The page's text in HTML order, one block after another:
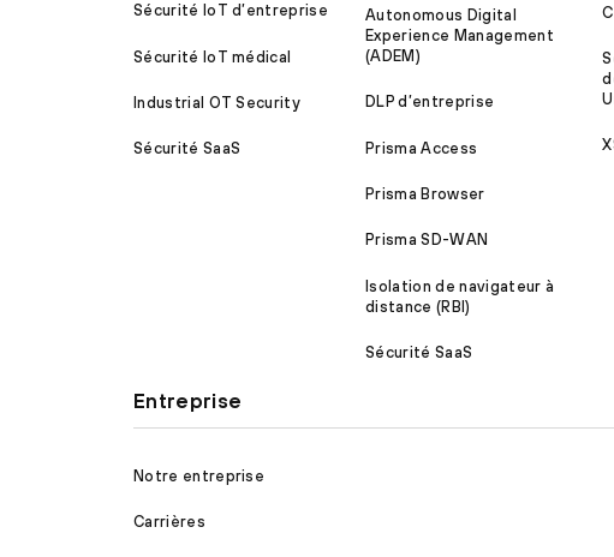
Sécurité IoT d’entreprise
Sécurité IoT médical
Industrial OT Security
Sécurité SaaS
Autonomous Digital
Experience Management
(ADEM)
DLP d’entreprise
Prisma Access
Prisma Browser
Prisma SD-WAN
Isolation de navigateur à
distance (RBI)
Sécurité SaaS
Entreprise
Notre entreprise
Carrières